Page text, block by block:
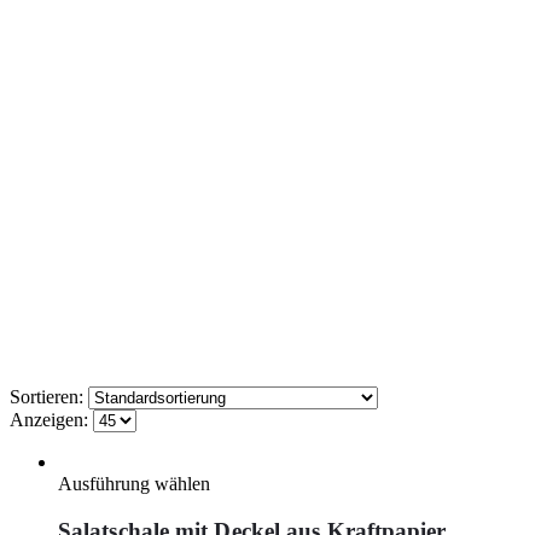
Sortieren:
Anzeigen:
Ausführung wählen